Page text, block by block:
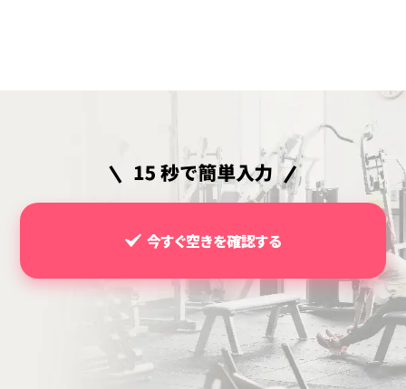
今すぐ空きを確認する